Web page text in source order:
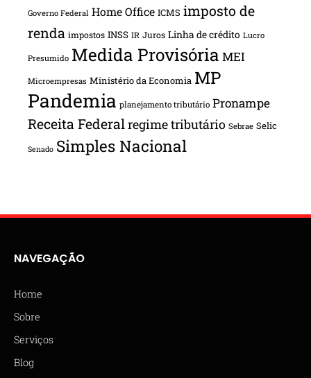
Governo Federal Home Office ICMS imposto de
renda impostos INSS IR Juros Linha de crédito Lucro
Presumido Medida Provisória MEI
Microempresas Ministério da Economia MP
Pandemia planejamento tributário Pronampe
Receita Federalregime tributário Sebrae Selic
Senado Simples Nacional
NAVEGAÇÃO
Home
Sobre
Serviços
Blog